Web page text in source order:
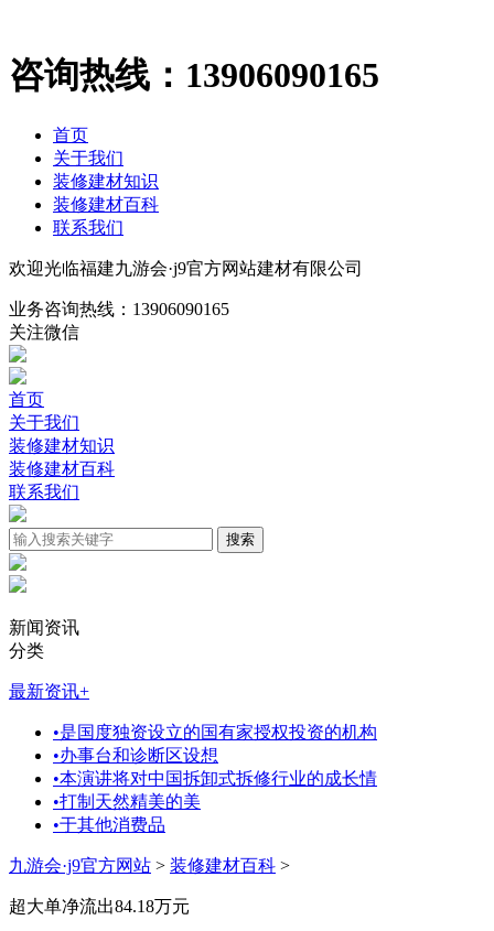
咨询热线： 13906090165
首页
关于我们
装修建材知识
装修建材百科
联系我们
欢迎光临福建九游会·j9官方网站建材有限公司
业务咨询热线： 13906090165
关注微信
首页
关于我们
装修建材知识
装修建材百科
联系我们
新闻资讯
分类
最新资讯+
•是国度独资设立的国有家授权投资的机构
•办事台和诊断区设想
•本演讲将对中国拆卸式拆修行业的成长情
•打制天然精美的美
•于其他消费品
九游会·j9官方网站 > 装修建材百科 >
超大单净流出84.18万元